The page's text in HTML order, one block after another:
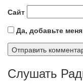
Сайт
Да, добавьте
Слушать